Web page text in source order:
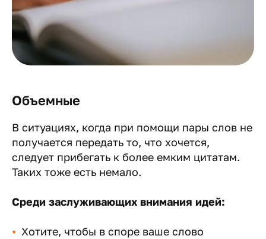
Объемные
В ситуациях, когда при помощи пары слов не
получается передать то, что хочется,
следует прибегать к более емким цитатам.
Таких тоже есть немало.
Среди заслуживающих внимания идей:
Хотите, чтобы в споре ваше слово